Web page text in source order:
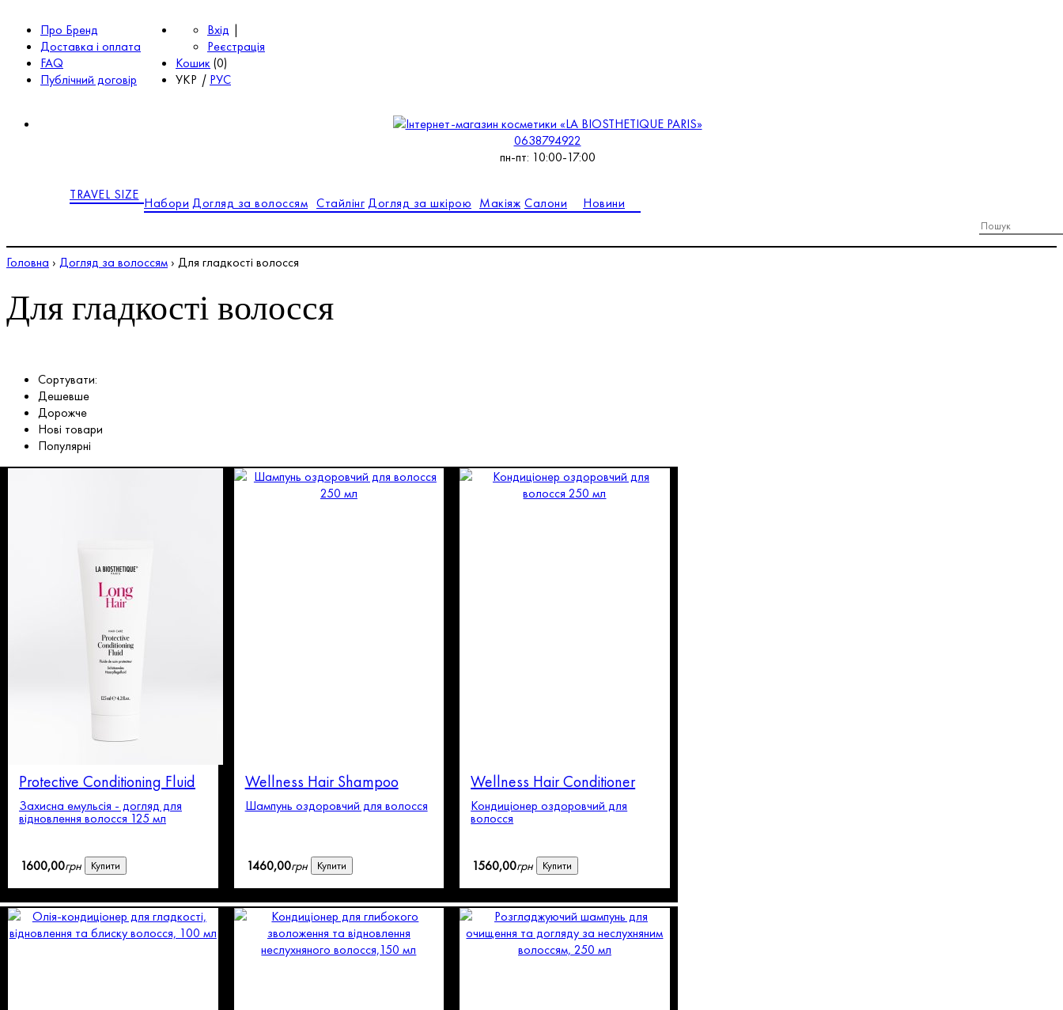
Про Бренд
Доставка і оплата
FAQ
Публічний договір
Вхід |
Реєстрація
Кошик(0)
УКР | РУС
0638794922
пн-пт: 10:00-17:00
TRAVEL SIZE
Набори Догляд за волоссям СтайлінгДогляд за шкірою Макіяж Салони Новини
Головна › Догляд за волоссям › Для гладкості волосся
Для гладкості волосся
Сортувати:
Дешевше
Дорожче
Нові товари
Популярні
Protective Conditioning Fluid
Захисна емульсія - догляд для
відновлення волосся 125 мл
1600,00грн Купити
Wellness Hair Shampoo
Шампунь оздоровчий для волосся
1460,00грн Купити
Wellness Hair Conditioner
Кондиціонер оздоровчий для
волосся
1560,00грн Купити